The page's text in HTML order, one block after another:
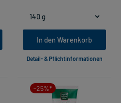
In den Warenkorb
Detail- & Pflichtinformationen
-25%*